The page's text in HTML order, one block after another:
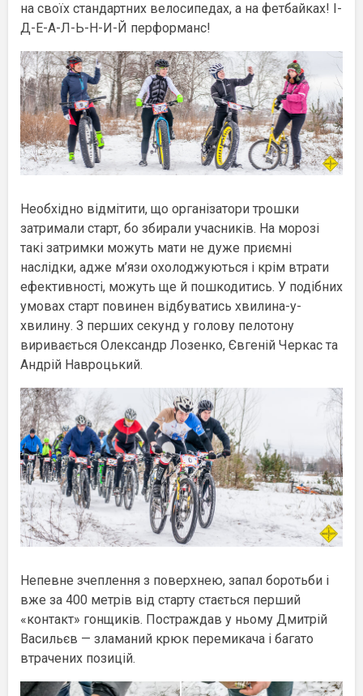
на своїх стандартних велосипедах, а на фетбайках! І-
Д-Е-А-Л-Ь-Н-И-Й перформанс!
Необхідно відмітити, що організатори трошки
затримали старт, бо збирали учасників. На морозі
такі затримки можуть мати не дуже приємні
наслідки, адже м’язи охолоджуються і крім втрати
ефективності, можуть ще й пошкодитись. У подібних
умовах старт повинен відбуватись хвилина-у-
хвилину. З перших секунд у голову пелотону
виривається Олександр Лозенко, Євгеній Черкас та
Андрій Навроцький.
Непевне зчеплення з поверхнею, запал боротьби і
вже за 400 метрів від старту стається перший
«контакт» гонщиків. Постраждав у ньому Дмитрій
Васильєв — зламаний крюк перемикача і багато
втрачених позицій.